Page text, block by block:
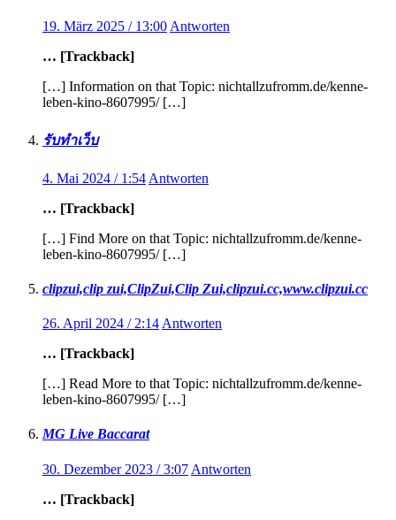
19. März 2025 / 13:00 Antworten
… [Trackback]
[…] Information on that Topic: nichtallzufromm.de/kenne-
leben-kino-8607995/ […]
รับทำเว็บ
4. Mai 2024 / 1:54 Antworten
… [Trackback]
[…] Find More on that Topic: nichtallzufromm.de/kenne-
leben-kino-8607995/ […]
clipzui,clip zui,ClipZui,Clip Zui,clipzui.cc,www.clipzui.cc
26. April 2024 / 2:14 Antworten
… [Trackback]
[…] Read More to that Topic: nichtallzufromm.de/kenne-
leben-kino-8607995/ […]
MG Live Baccarat
30. Dezember 2023 / 3:07 Antworten
… [Trackback]